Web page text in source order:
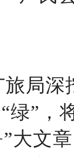
旅局深
绿”，
大文